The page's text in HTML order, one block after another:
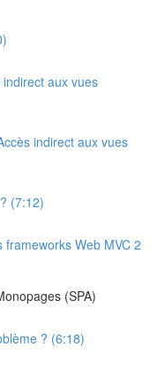
aux vues
indirect aux vues
(7:12)
frameworks Web MVC 2
(SPA)
? (6:18)